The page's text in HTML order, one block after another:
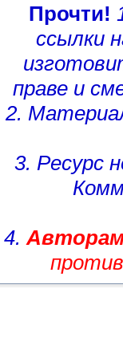
Прочти!
ссылки
праве и
2.
3. Ресурс
4.